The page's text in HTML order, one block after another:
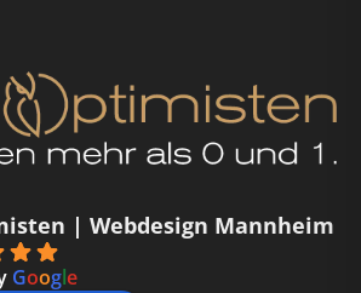
| Webdesign Mannheim
Google